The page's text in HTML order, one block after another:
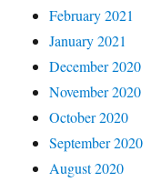
February 2021
January 2021
December 2020
November 2020
October 2020
September 2020
August 2020